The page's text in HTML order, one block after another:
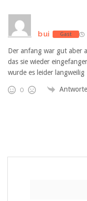
bui Gast
Der anfang war gut aber
das sie wieder
wurde es leider langweilig
0